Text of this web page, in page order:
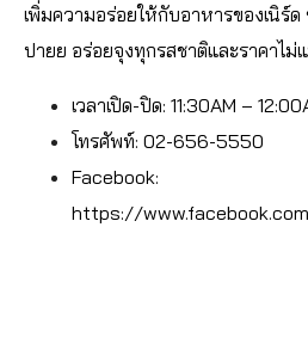
เพิ่มความอร่อยให้กับอาหารของเนิร์
ปายย อร่อยจุงทุกรสชาติและราคาไม่
เวลาเปิด-ปิด: 11:30AM –
โทรศัพท์: 02-656-5550
Facebook:
https://